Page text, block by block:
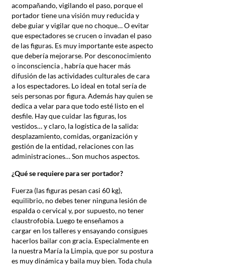
acompañando, vigilando el paso, porque el
portador tiene una visión muy reducida y
debe guiar y vigilar que no choque… O evitar
que espectadores se crucen o invadan el paso
de las figuras. Es muy importante este aspecto
que debería mejorarse. Por desconocimiento
o inconsciencia , habría que hacer más
difusión de las actividades culturales de cara
a los espectadores. Lo ideal en total sería de
seis personas por figura. Además hay quien se
dedica a velar para que todo esté listo en el
desfile. Hay que cuidar las figuras, los
vestidos… y claro, la logística de la salida:
desplazamiento, comidas, organización y
gestión de la entidad, relaciones con las
administraciones… Son muchos aspectos.
¿Qué se requiere para ser portador?
Fuerza (las figuras pesan casi 60 kg),
equilibrio, no debes tener ninguna lesión de
espalda o cervical y, por supuesto, no tener
claustrofobia. Luego te enseñamos a
cargar en los talleres y ensayando consigues
hacerlos bailar con gracia. Especialmente en
la nuestra María la Limpia, que por su postura
es muy dinámica y baila muy bien. Toda chula